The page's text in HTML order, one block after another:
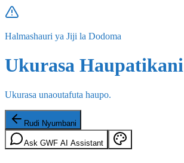
Halmashauri ya Jiji la Dodoma
Ukurasa Haupatikani
Ukurasa unaoutafuta haupo.
Rudi Nyumbani
Ask GWF AI Assistant